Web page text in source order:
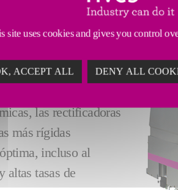
fundido,
amortiguación de
las rectificadoras
más rígidas
incluso al
altas tasas de
site uses cookies and gives you control
ACCEPT ALL DENY ALL